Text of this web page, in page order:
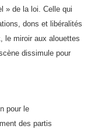
» de la loi. Celle qui
dons et libéralités
le miroir aux alouettes
dissimule pour
pour le
des partis